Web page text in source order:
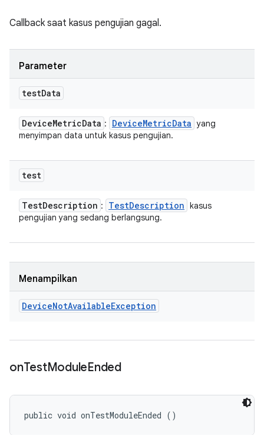
Callback saat kasus pengujian gagal.
Parameter
testData
DeviceMetricData : DeviceMetricData yang
menyimpan data untuk kasus pengujian.
test
TestDescription : TestDescription kasus
pengujian yang sedang berlangsung.
Menampilkan
DeviceNotAvailableException
onTestModuleEnded
public void onTestModuleEnded ()